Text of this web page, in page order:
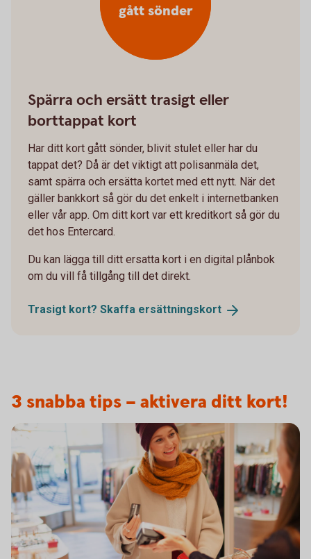
gått sönder
Spärra och ersätt trasigt eller
borttappat kort
Har ditt kort gått sönder, blivit stulet eller har du
tappat det? Då är det viktigt att polisanmäla det,
samt spärra och ersätta kortet med ett nytt. När det
gäller bankkort så gör du det enkelt i internetbanken
eller vår app. Om ditt kort var ett kreditkort så gör du
det hos Entercard.
Du kan lägga till ditt ersatta kort i en digital plånbok
om du vill få tillgång till det direkt.
Trasigt kort? Skaffa ersättningskort
3 snabba tips – aktivera ditt kort!